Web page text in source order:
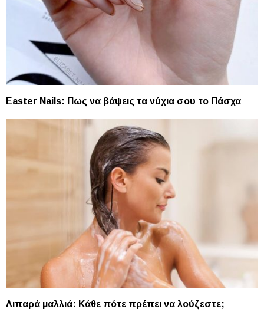
Easter Nails: Πως να βάψεις τα νύχια σου το Πάσχα
Λιπαρά μαλλιά: Κάθε πότε πρέπει να λούζεστε;